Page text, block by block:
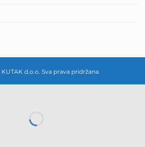
d.o.o. Sva prava pridržana